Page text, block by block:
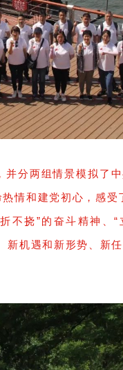
分两组情景模拟了中
情和建党初心，感受
不挠”的奋斗精神、“
新机遇和新形势、新